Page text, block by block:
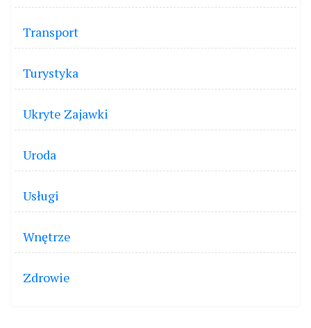
Transport
Turystyka
Ukryte Zajawki
Uroda
Usługi
Wnętrze
Zdrowie